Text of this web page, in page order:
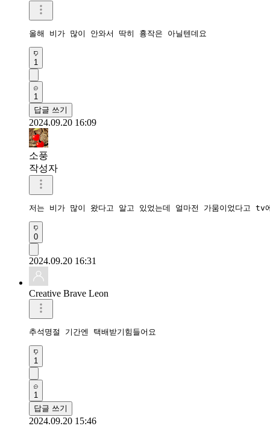
올해 비가 많이 안와서 딱히 흉작은 아닐텐데요
1
1
답글 쓰기
2024.09.20 16:09
소풍
작성자
저는 비가 많이 왔다고 알고 있었는데 얼마전 가뭄이었다고
0
2024.09.20 16:31
Creative Brave Leon
추석명절 기간엔 택배받기힘들어요
1
1
답글 쓰기
2024.09.20 15:46